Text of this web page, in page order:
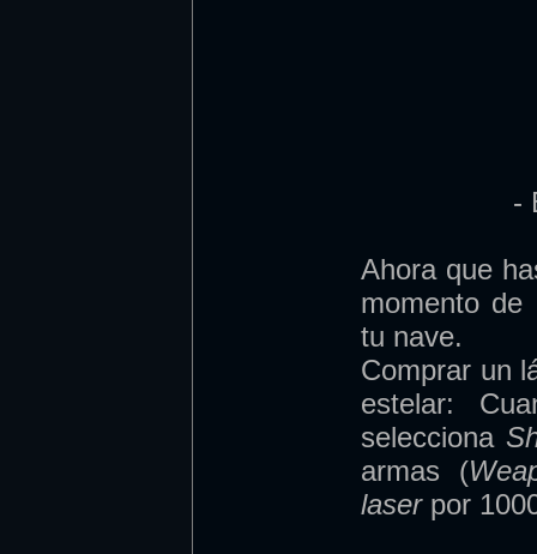
-
Ahora que
momento de
tu nave.
Comprar un
estelar:
selecciona
armas (
laserpor